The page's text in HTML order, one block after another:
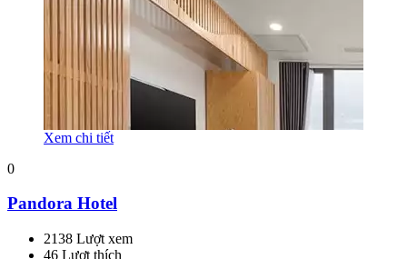
Xem chi tiết
0
Pandora Hotel
2138 Lượt xem
46 Lượt thích